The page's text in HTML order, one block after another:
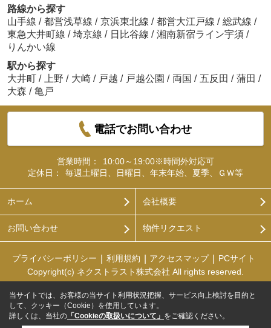
路線から探す
山手線 / 都営浅草線 / 京浜東北線 / 都営大江戸線 / 総武線 /
東急大井町線 / 埼京線 / 日比谷線 / 湘南新宿ライン宇須 /
りんかい線
駅から探す
大井町 / 上野 / 大崎 / 戸越 / 戸越公園 / 両国 / 五反田 / 蒲田 /
大森 / 亀戸
電話でお問い合わせ
営業時間：
10:00～19:00※時間外対応可
定休日：
毎週土曜日、日曜日、年末年始、夏季、ＧＷ等
ホーム 会社概要
お問い合わせ 物件リクエスト
プライバシーポリシー 利用規約 アクセスマップ
PCサイト
Copyright(c) ネクストラスト株式会社 All rights reserved.
当サイトでは、お客様の当サイト利用状況把握、サービス向上検討を目的と
して、クッキー（Cookie）を使用しています。
詳しくは、当社の 「Cookieの取扱いについて」 をご確認ください。